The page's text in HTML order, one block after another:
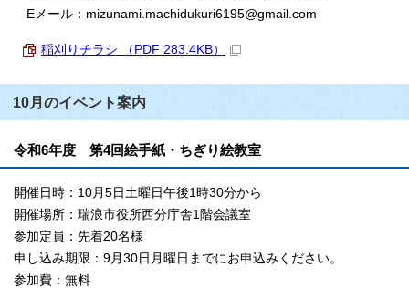
Eメール：mizunami.machidukuri6195@gmail.com
稲刈りチラシ （PDF 283.4KB）
10月のイベント案内
令和6年度 第4回絵手紙・ちぎり絵教室
開催日時：10月5日土曜日午後1時30分から
開催場所：瑞浪市役所西分庁舎1階会議室
参加定員：先着20名様
申し込み期限：9月30日月曜日までにお申込みください。
参加費：無料